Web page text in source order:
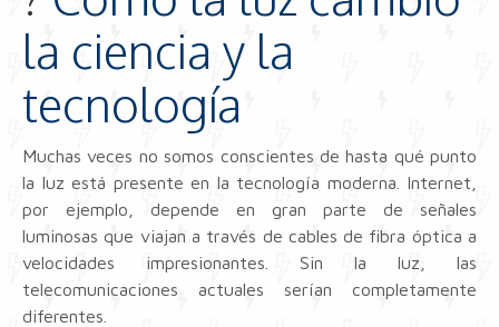
la ciencia y la
tecnología
Muchas veces no somos conscientes de hasta qué punto
la luz está presente en la tecnología moderna. Internet,
por ejemplo, depende en gran parte de señales
luminosas que viajan a través de cables de fibra óptica a
velocidades impresionantes. Sin la luz, las
telecomunicaciones actuales serían completamente
diferentes.